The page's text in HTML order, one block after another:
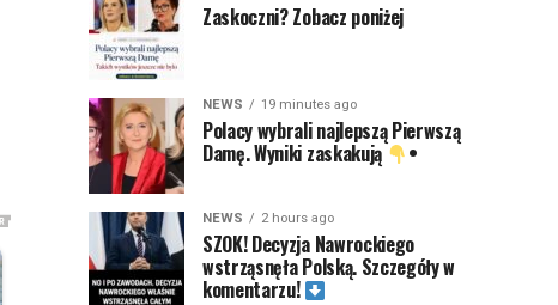
Zaskoczni? Zobacz poniżej
NEWS 19 minutes ago
Polacy wybrali najlepszą Pierwszą
Damę. Wyniki zaskakują •
NEWS 2 hours ago
SZOK! Decyzja Nawrockiego
wstrząsnęła Polską. Szczegóły w
komentarzu!